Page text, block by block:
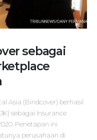
sebagai
Asia (Bindcover) berhasil
sebagai Insurance
Penetapan ini
perusahaan di